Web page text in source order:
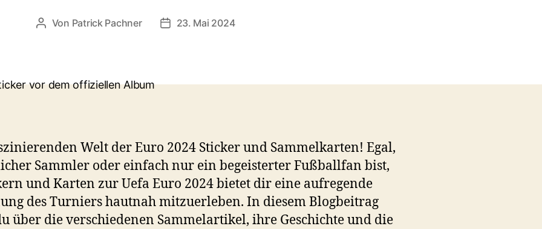
Beitragsautor
Von Patrick Pachner Veröffentlichungsdatum
23. Mai 2024
Welt der Euro 2024 Sticker und Sammelkarten! Egal,
Sammler oder einfach nur ein begeisterter Fußballfan bist,
und Karten zur Uefa Euro 2024 bietet dir eine aufregende
des Turniers hautnah mitzuerleben. In diesem Blogbeitrag
über die verschiedenen Sammelartikel, ihre Geschichte und die